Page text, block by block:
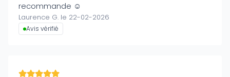
recommande ☺️
Laurence G. le 22-02-2026
Avis vérifié